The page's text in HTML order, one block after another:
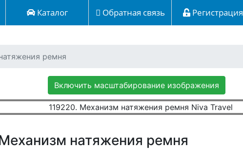
Каталог Обратная связь Регистрация
ремня
Включить масштабирование изображения
натяжения ремня